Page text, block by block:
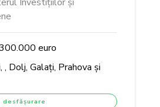
euro
, Dolj, Galați, Prahova și
desfășurare